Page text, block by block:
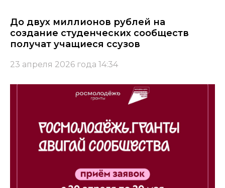
До двух миллионов рублей на
создание студенческих сообществ
получат учащиеся ссузов
23 апреля 2026 года 14:34